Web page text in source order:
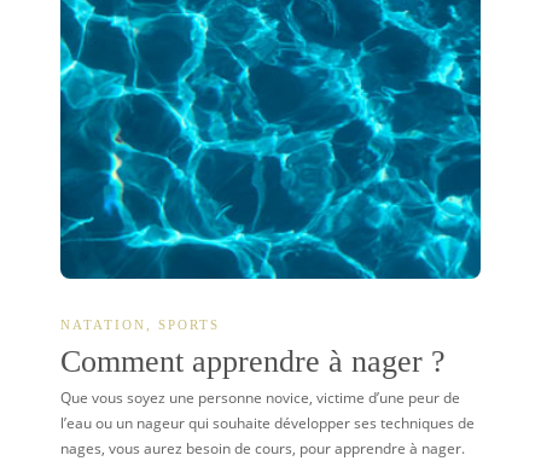
NATATION SPORTS
Comment apprendre à nager ?
Que vous soyez une personne novice, victime d’une peur de
l’eau ou un nageur qui souhaite développer ses techniques de
nages, vous aurez besoin de cours, pour apprendre à nager.